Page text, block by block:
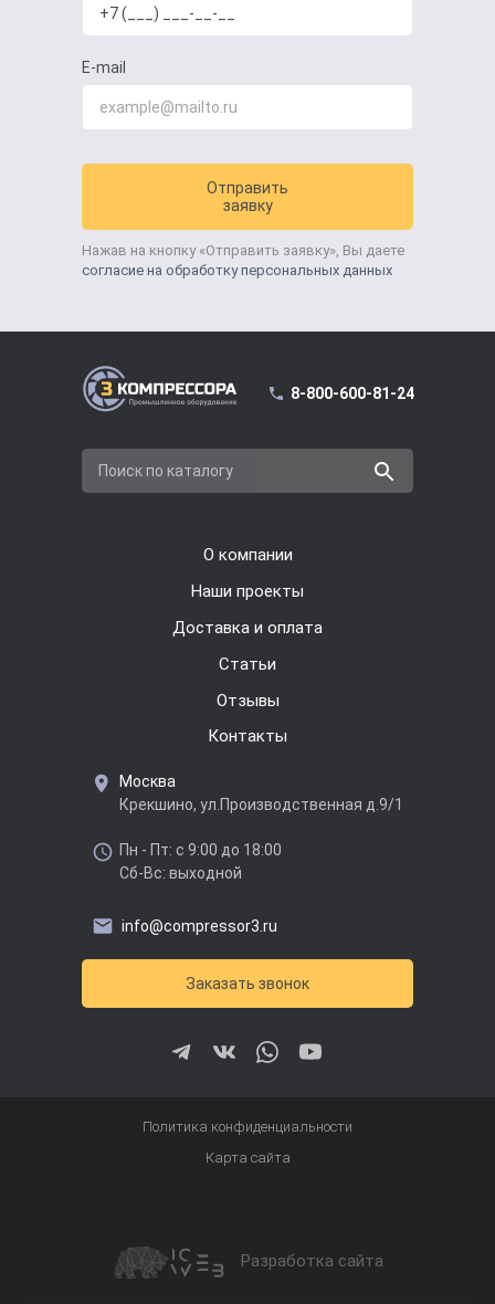
E-mail
Отправить
заявку
Нажав на кнопку «Отправить заявку», Вы даете
согласие на обработку персональных данных
8-800-600-81-24
Поиск по каталогу
О компании
Наши проекты
Доставка и оплата
Cтатьи
Отзывы
Контакты
Москва
Крекшино, ул.Производственная д.9/1
Пн - Пт: с 9:00 до 18:00
Сб-Вс: выходной
info@compressor3.ru
Заказать звонок
Политика конфиденциальности
Карта сайта
Разработка сайта